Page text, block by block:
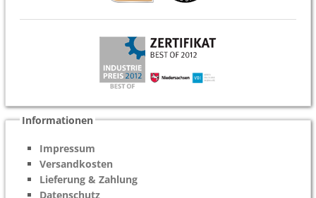
Informationen
Impressum
Versandkosten
Lieferung & Zahlung
Datenschutz